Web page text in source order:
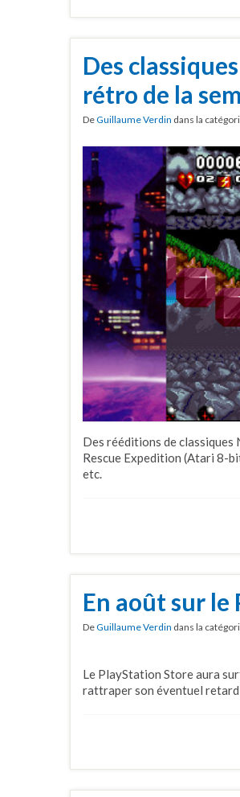
Des
rétro de la
DeGuillaume Verdin dans la
Des rééditions de classiques
Rescue Expedition (Atari 8-
etc.
En août sur
DeGuillaume Verdin dans la
Le PlayStation Store aura
rattraper son éventuel